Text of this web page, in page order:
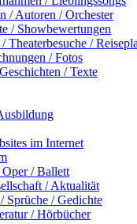
/ Autoren / Orchester
/ Showbewertungen
Theaterbesuche /
/ Fotos
/ Texte
im Internet
Oper / Ballett
/ Aktualität
Sprüche / Gedichte
/ Hörbücher